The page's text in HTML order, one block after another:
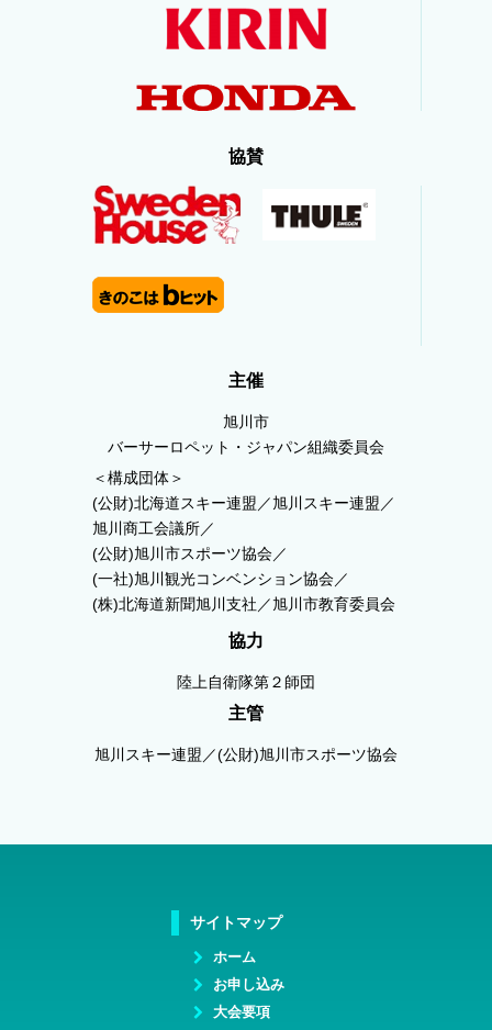
協賛
主催
旭川市
バーサーロペット・ジャパン組織委員会
＜構成団体＞
(公財)北海道スキー連盟／旭川スキー連盟／
旭川商工会議所／
(公財)旭川市スポーツ協会／
(一社)旭川観光コンベンション協会／
(株)北海道新聞旭川支社／旭川市教育委員会
協力
陸上自衛隊第２師団
主管
旭川スキー連盟／(公財)旭川市スポーツ協会
サイトマップ
ホーム
お申し込み
大会要項